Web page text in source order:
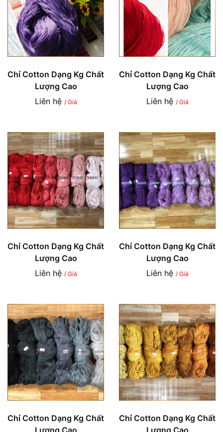
Chỉ Cotton Dạng Kg Chất
Lượng Cao
Liên hệ / Giá
Chỉ Cotton Dạng Kg Chất
Lượng Cao
Liên hệ / Giá
Chỉ Cotton Dạng Kg Chất
Lượng Cao
Liên hệ / Giá
Chỉ Cotton Dạng Kg Chất
Lượng Cao
Liên hệ / Giá
Chỉ Cotton Dạng Kg Chất
Lượng Cao
Chỉ Cotton Dạng Kg Chất
Lượng Cao